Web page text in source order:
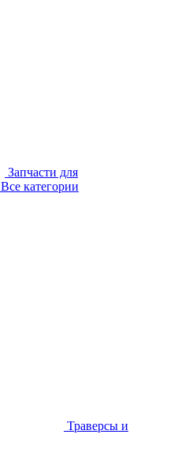
Запчасти для
Все категории
Траверсы и